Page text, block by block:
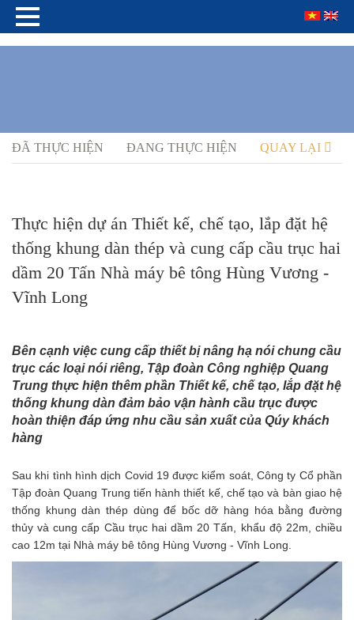
ĐÃ THỰC HIỆN ĐANG THỰC HIỆN QUAY LẠI
Thực hiện dự án Thiết kế, chế tạo, lắp đặt hệ
thống khung dàn thép và cung cấp cầu trục hai
dầm 20 Tấn Nhà máy bê tông Hùng Vương -
Vĩnh Long
Bên cạnh việc cung cấp thiết bị nâng hạ nói chung cầu
trục các loại nói riêng, Tập đoàn Công nghiệp Quang
Trung thực hiện thêm phần Thiết kế, chế tạo, lắp đặt hệ
thống khung dàn đảm bảo vận hành cầu trục được
hoàn thiện đáp ứng nhu cầu sản xuất của Qúy khách
hàng
Sau khi tình hình dịch Covid 19 được kiểm soát, Công ty Cổ phần
Tập đoàn Quang Trung tiến hành thiết kế, chế tạo và bàn giao hệ
thống khung dàn thép dùng để bốc dỡ hàng hóa bằng đường
thủy và cung cấp Cầu trục hai dầm 20 Tấn, khẩu độ 22m, chiều
cao 12m tại Nhà máy bê tông Hùng Vương - Vĩnh Long.